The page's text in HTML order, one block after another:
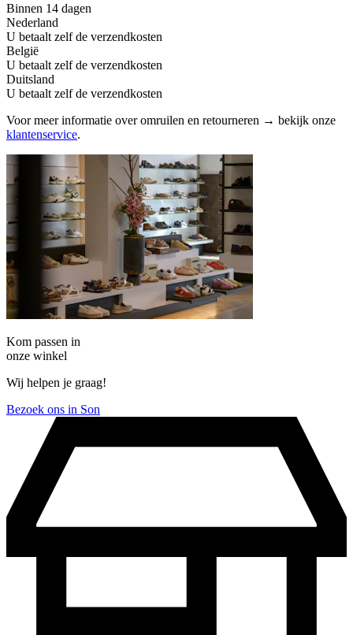
Binnen 14 dagen
Nederland
U betaalt zelf de verzendkosten
België
U betaalt zelf de verzendkosten
Duitsland
U betaalt zelf de verzendkosten
Voor meer informatie over omruilen en retourneren → bekijk onze
klantenservice.
Kom passen in
onze winkel
Wij helpen je graag!
Bezoek ons in Son